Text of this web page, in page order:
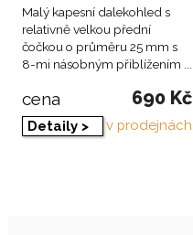
Malý kapesní dalekohled s
relativně velkou přední
čočkou o průměru 25 mm s
8-mi násobným přiblížením ...
cena 690 Kč
Detaily > v prodejnách